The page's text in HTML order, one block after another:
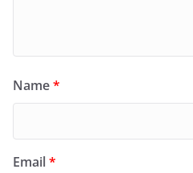
Name*
Email*